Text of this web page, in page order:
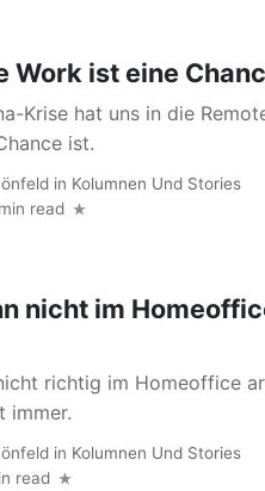
Work ist eine
Krise hat uns in die
ist.
in Kolumnen Und Stories
read
nicht im
richtig im Homeoffice
immer.
in Kolumnen Und Stories
read